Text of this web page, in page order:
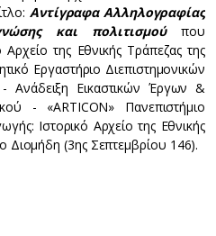
Αντίγραφα Αλληλογραφίας
και πολιτισμούπου
της Εθνικής Τράπεζας της
Εργαστήριο Διεπιστημονικών
Εικαστικών Έργων &
- «ARTICON» Πανεπιστήμιο
Ιστορικό Αρχείο της Εθνικής
Διομήδη (3ης Σεπτεμβρίου 146).